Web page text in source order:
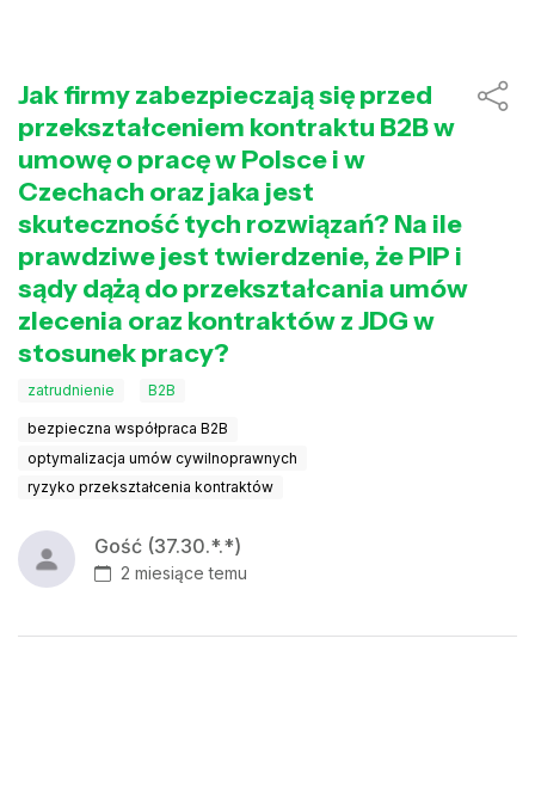
Jak firmy zabezpieczają się przed
przekształceniem kontraktu B2B w
umowę o pracę w Polsce i w
Czechach oraz jaka jest
skuteczność tych rozwiązań? Na ile
prawdziwe jest twierdzenie, że PIP i
sądy dążą do przekształcania umów
zlecenia oraz kontraktów z JDG w
stosunek pracy?
zatrudnienie B2B
bezpieczna współpraca B2B
optymalizacja umów cywilnoprawnych
ryzyko przekształcenia kontraktów
Gość (37.30.*.*)
2 miesiące temu